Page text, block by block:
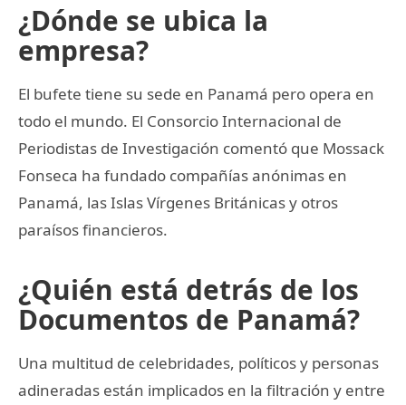
¿Dónde se ubica la
empresa?
El bufete tiene su sede en Panamá pero opera en
todo el mundo. El Consorcio Internacional de
Periodistas de Investigación comentó que Mossack
Fonseca ha fundado compañías anónimas en
Panamá, las Islas Vírgenes Británicas y otros
paraísos financieros.
¿Quién está detrás de los
Documentos de Panamá?
Una multitud de celebridades, políticos y personas
adineradas están implicados en la filtración y entre